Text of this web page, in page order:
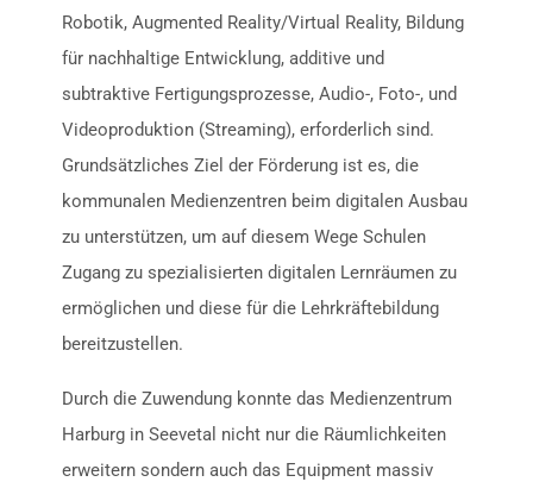
Robotik, Augmented Reality/Virtual Reality, Bildung
für nachhaltige Entwicklung, additive und
subtraktive Fertigungsprozesse, Audio-, Foto-, und
Videoproduktion (Streaming), erforderlich sind.
Grundsätzliches Ziel der Förderung ist es, die
kommunalen Medienzentren beim digitalen Ausbau
zu unterstützen, um auf diesem Wege Schulen
Zugang zu spezialisierten digitalen Lernräumen zu
ermöglichen und diese für die Lehrkräftebildung
bereitzustellen.
Durch die Zuwendung konnte das Medienzentrum
Harburg in Seevetal nicht nur die Räumlichkeiten
erweitern sondern auch das Equipment massiv